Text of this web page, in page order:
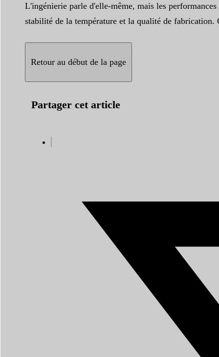
L'ingénierie parle d'elle-même, mais les
stabilité de la température et la qualité de
Retour au début de la page
Partager cet article